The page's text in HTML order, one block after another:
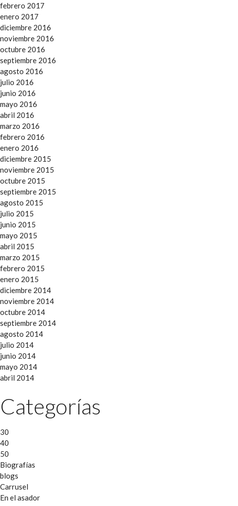
febrero 2017
enero 2017
diciembre 2016
noviembre 2016
octubre 2016
septiembre 2016
agosto 2016
julio 2016
junio 2016
mayo 2016
abril 2016
marzo 2016
febrero 2016
enero 2016
diciembre 2015
noviembre 2015
octubre 2015
septiembre 2015
agosto 2015
julio 2015
junio 2015
mayo 2015
abril 2015
marzo 2015
febrero 2015
enero 2015
diciembre 2014
noviembre 2014
octubre 2014
septiembre 2014
agosto 2014
julio 2014
junio 2014
mayo 2014
abril 2014
Categorías
30
40
50
Biografías
blogs
Carrusel
En el asador